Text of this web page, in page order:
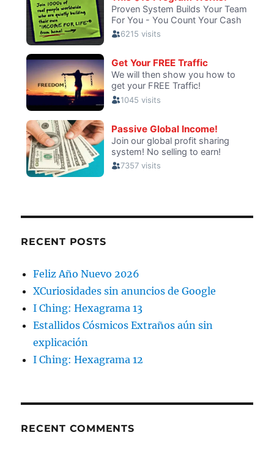
RECENT POSTS
Feliz Año Nuevo 2026
XCuriosidades sin anuncios de Google
I Ching: Hexagrama 13
Estallidos Cósmicos Extraños aún sin
explicación
I Ching: Hexagrama 12
RECENT COMMENTS